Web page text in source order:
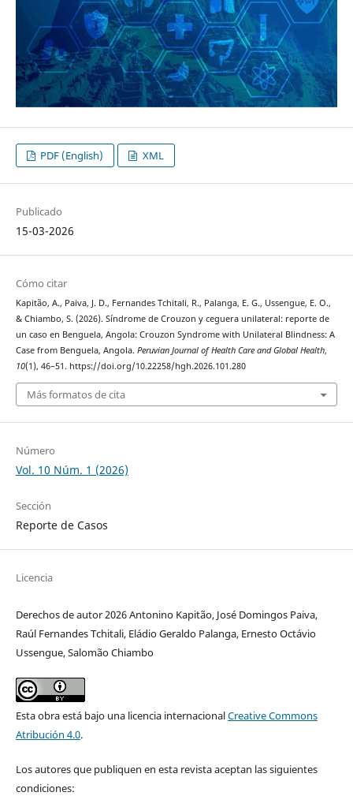
PDF (English) XML
Publicado
15-03-2026
Cómo citar
Kapitão, A., Paiva, J. D., Fernandes Tchitali, R., Palanga, E. G., Ussengue, E. O.,
& Chiambo, S. (2026). Síndrome de Crouzon y ceguera unilateral: reporte de
un caso en Benguela, Angola: Crouzon Syndrome with Unilateral Blindness: A
Case from Benguela, Angola. Peruvian Journal of Health Care and Global Health,
10(1), 46–51. https://doi.org/10.22258/hgh.2026.101.280
Más formatos de cita
Número
Vol. 10 Núm. 1 (2026)
Sección
Reporte de Casos
Licencia
Derechos de autor 2026 Antonino Kapitão, José Domingos Paiva,
Raúl Fernandes Tchitali, Eládio Geraldo Palanga, Ernesto Octávio
Ussengue, Salomão Chiambo
Esta obra está bajo una licencia internacionalCreative Commons
Atribución 4.0.
Los autores que publiquen en esta revista aceptan las siguientes
condiciones: